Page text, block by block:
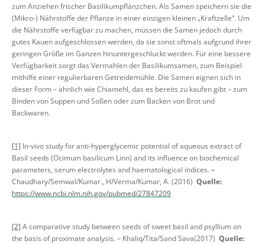
zum Anziehen frischer Basilikumpflänzchen. Als Samen speichern sie die
(Mikro-) Nährstoffe der Pflanze in einer einzigen kleinen „Kraftzelle“. Um
die Nährstoffe verfügbar zu machen, müssen die Samen jedoch durch
gutes Kauen aufgeschlossen werden, da sie sonst oftmals aufgrund ihrer
geringen Größe im Ganzen hinuntergeschluckt werden. Für eine bessere
Verfügbarkeit sorgt das Vermahlen der Basilikumsamen, zum Beispiel
mithilfe einer regulierbaren Getreidemühle. Die Samen eignen sich in
dieser Form – ähnlich wie Chiamehl, das es bereits zu kaufen gibt – zum
Binden von Suppen und Soßen oder zum Backen von Brot und
Backwaren.
[1] In-vivo study for anti-hyperglycemic potential of aqueous extract of
Basil seeds (Ocimum basilicum Linn) and its influence on biochemical
parameters, serum electrolytes and haematological indices.–
Chaudhary/Semwal/Kumar., H/Verma/Kumar, A. (2016) Quelle:
https://www.ncbi.nlm.nih.gov/pubmed/27847209
[2] A comparative study between seeds of sweet basil and psyllium on
the basis of proximate analysis. – Khaliq/Tita/Sand Sava(2017) Quelle: